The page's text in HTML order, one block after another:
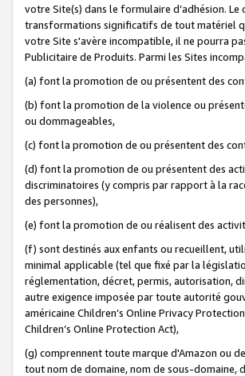
votre Site(s) dans le formulaire d’adhésion.
transformations significatifs de tout matériel
votre Site s'avère incompatible, il ne pourra
Publicitaire de Produits. Parmi les Sites
(a) font la promotion de ou présentent des
(b) font la promotion de la violence ou
ou dommageables,
(c) font la promotion de ou présentent des
(d) font la promotion de ou présentent des
discriminatoires (y compris par rapport à la
des personnes),
(e) font la promotion de ou réalisent des
(f) sont destinés aux enfants ou recueillent,
minimal applicable (tel que fixé par la
réglementation, décret, permis, autorisation,
autre exigence imposée par toute autorité
américaine Children’s Online Privacy
Children’s Online Protection Act),
(g) comprennent toute marque d'Amazon ou
tout nom de domaine, nom de sous-